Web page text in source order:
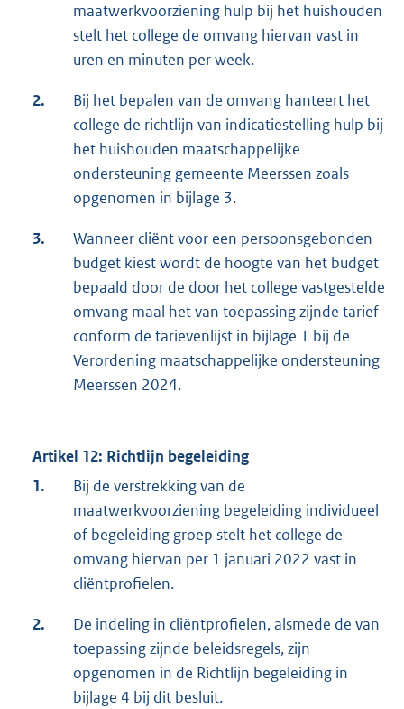
maatwerkvoorziening hulp bij het huishouden
stelt het college de omvang hiervan vast in
uren en minuten per week.
2.
Bij het bepalen van de omvang hanteert het
college de richtlijn van indicatiestelling hulp bij
het huishouden maatschappelijke
ondersteuning gemeente Meerssen zoals
opgenomen in bijlage 3.
3.
Wanneer cliënt voor een persoonsgebonden
budget kiest wordt de hoogte van het budget
bepaald door de door het college vastgestelde
omvang maal het van toepassing zijnde tarief
conform de tarievenlijst in bijlage 1 bij de
Verordening maatschappelijke ondersteuning
Meerssen 2024.
Artikel 12: Richtlijn begeleiding
1.
Bij de verstrekking van de
maatwerkvoorziening begeleiding individueel
of begeleiding groep stelt het college de
omvang hiervan per 1 januari 2022 vast in
cliëntprofielen.
2.
De indeling in cliëntprofielen, alsmede de van
toepassing zijnde beleidsregels, zijn
opgenomen in de Richtlijn begeleiding in
bijlage 4 bij dit besluit.